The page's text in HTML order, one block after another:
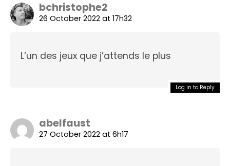
bchristophe2
26 October 2022 at 17h32
L’un des jeux que j’attends le plus
Log in to Reply
abelfaust
27 October 2022 at 6h17